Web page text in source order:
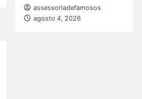
assessoriadefamosos
agosto 4, 2026